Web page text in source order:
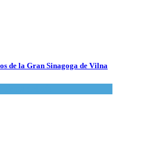
,Tema del día
de la Gran Sinagoga de Vilna